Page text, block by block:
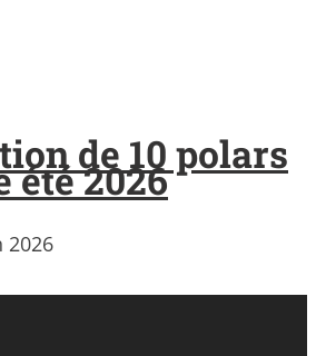
de 10 polars
été 2026
2026